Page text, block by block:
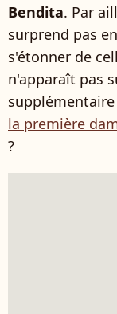
Bendita. Par
surprend pas
s'étonner de
n'apparaît pas
supplémentaire
la première
?